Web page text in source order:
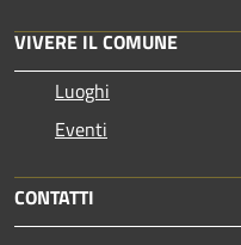
VIVERE IL COMUNE
Luoghi
Eventi
CONTATTI